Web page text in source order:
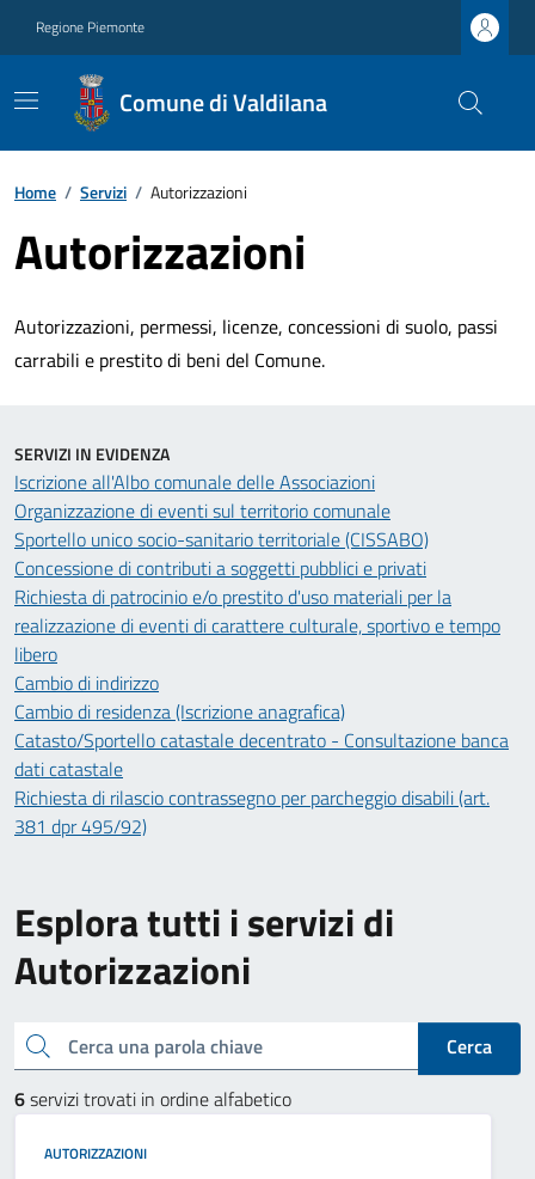
Regione Piemonte
Comune di Valdilana
Home / Servizi / Autorizzazioni
Autorizzazioni
Autorizzazioni, permessi, licenze, concessioni di suolo, passi
carrabili e prestito di beni del Comune.
Esplora tutti i servizi di
Autorizzazioni
Cerca una parola chiave
Cerca
6servizi trovati in ordine alfabetico
AUTORIZZAZIONI
SERVIZI IN EVIDENZA
Iscrizione all'Albo comunale delle Associazioni
Organizzazione di eventi sul territorio comunale
Sportello unico socio-sanitario territoriale (CISSABO)
Concessione di contributi a soggetti pubblici e privati
Richiesta di patrocinio e/o prestito d'uso materiali per la
realizzazione di eventi di carattere culturale, sportivo e tempo
libero
Cambio di indirizzo
Cambio di residenza (Iscrizione anagrafica)
Catasto/Sportello catastale decentrato - Consultazione banca
dati catastale
Richiesta di rilascio contrassegno per parcheggio disabili (art.
381 dpr 495/92)